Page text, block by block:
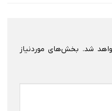
شد. بخش‌های موردنیاز